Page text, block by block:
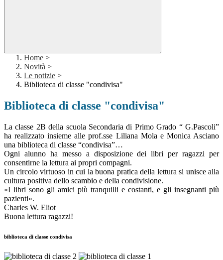
Home >
Novità >
Le notizie >
Biblioteca di classe "condivisa"
Biblioteca di classe "condivisa"
La classe 2B della scuola Secondaria di Primo Grado “ G.Pascoli”
ha realizzato insieme alle prof.sse Liliana Mola e Monica Asciano
una biblioteca di classe “condivisa”…
Ogni alunno ha messo a disposizione dei libri per ragazzi per
consentirne la lettura ai propri compagni.
Un circolo virtuoso in cui la buona pratica della lettura si unisce alla
cultura positiva dello scambio e della condivisione.
«I libri sono gli amici più tranquilli e costanti, e gli insegnanti più
pazienti».
Charles W. Eliot
Buona lettura ragazzi!
biblioteca di classe condivisa